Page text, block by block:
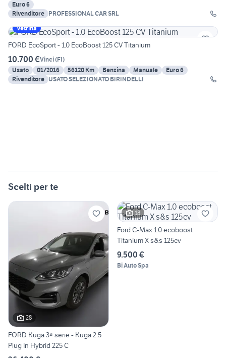
Euro 6
Rivenditore
PROFESSIONAL CAR SRL
Vetrina
FORD EcoSport - 1.0 EcoBoost 125 CV Titanium
10.700 €Vinci(FI)
Usato
01/2016 56120 Km Benzina Manuale
Euro 6
Rivenditore USATO SELEZIONATO BIRINDELLI
Scelti per te
28
FORD Kuga 3ª serie - Kuga 2.5
Plug In Hybrid 225 C
18
Ford C-Max 1.0 ecoboost
Titanium X s&s 125cv
9.500 €
Bi Auto Spa